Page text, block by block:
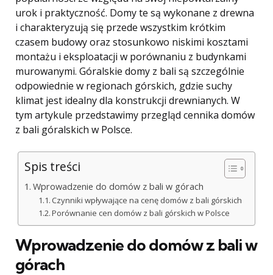
urok i praktyczność. Domy te są wykonane z drewna
i charakteryzują się przede wszystkim krótkim
czasem budowy oraz stosunkowo niskimi kosztami
montażu i eksploatacji w porównaniu z budynkami
murowanymi. Góralskie domy z bali są szczególnie
odpowiednie w regionach górskich, gdzie suchy
klimat jest idealny dla konstrukcji drewnianych. W
tym artykule przedstawimy przegląd cennika domów
z bali góralskich w Polsce.
Spis treści
Wprowadzenie do domów z bali w górach
Czynniki wpływające na cenę domów z bali górskich
Porównanie cen domów z bali górskich w Polsce
Wprowadzenie do domów z bali w
górach